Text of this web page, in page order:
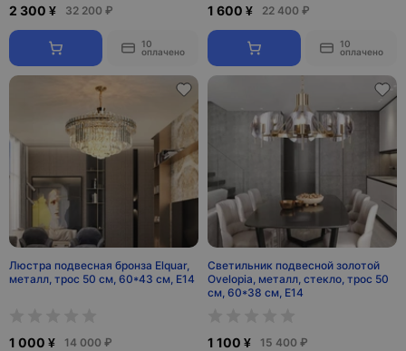
2 300 ¥ 32 200 ₽
10
оплачено
1 600 ¥ 22 400 ₽
10
оплачено
Люстра подвесная бронза Elquar,
металл, трос 50 см, 60*43 см, Е14
1 000 ¥ 14 000 ₽
Светильник подвесной золотой
Ovelopia, металл, стекло, трос 50
см, 60*38 см, Е14
1 100 ¥ 15 400 ₽